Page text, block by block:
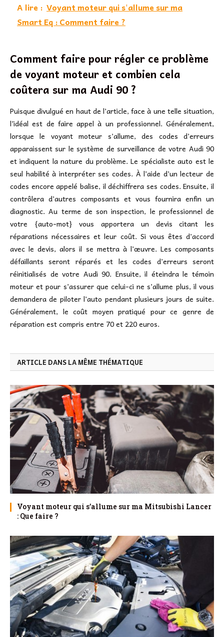
A lire : Voyant moteur qui s'allume sur ma
Smart Eq : Comment faire ?
Comment faire pour régler ce problème
de voyant moteur et combien cela
coûtera sur ma Audi 90 ?
Puisque divulgué en haut de l’article, face à une telle situation,
l’idéal est de faire appel à un professionnel. Généralement,
lorsque le voyant moteur s’allume, des codes d’erreurs
apparaissent sur le système de surveillance de votre Audi 90
et indiquent la nature du problème. Le spécialiste auto est le
seul habilité à interpréter ses codes. À l’aide d’un lecteur de
codes encore appelé balise, il déchiffrera ses codes. Ensuite, il
contrôlera d’autres composants et vous fournira enfin un
diagnostic. Au terme de son inspection, le professionnel de
votre {auto-mot} vous apportera un devis citant les
réparations nécessaires et leur coût. Si vous êtes d’accord
avec le devis, alors il se mettra à l’œuvre. Les composants
défaillants seront réparés et les codes d’erreurs seront
réinitialisés de votre Audi 90. Ensuite, il éteindra le témoin
moteur et pour s’assurer que celui-ci ne s’allume plus, il vous
demandera de piloter l’auto pendant plusieurs jours de suite.
Généralement, le coût moyen pratiqué pour ce genre de
réparation est compris entre 70 et 220 euros.
ARTICLE DANS LA MÊME THÉMATIQUE
Voyant moteur qui s’allume sur ma Mitsubishi Lancer
: Que faire ?